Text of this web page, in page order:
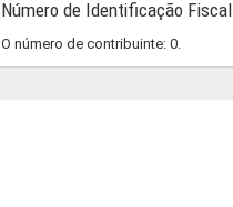
Número de Identificação Fiscal
O número de contribuinte: 0.